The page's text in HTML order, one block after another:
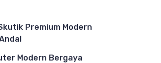
Premium Modern
Modern Bergaya